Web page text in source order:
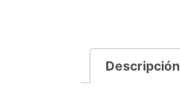
Descripción